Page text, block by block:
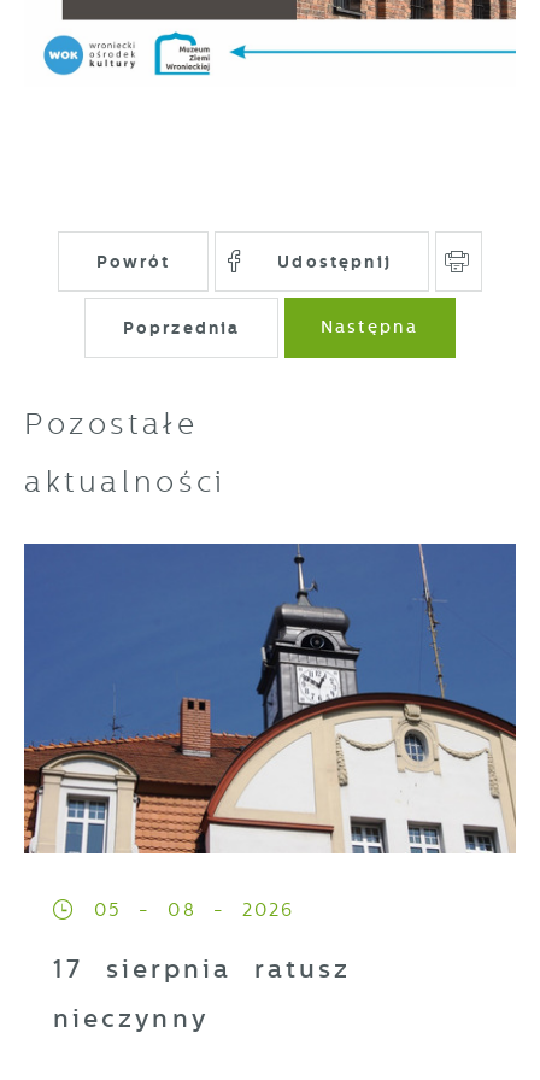
Powrót Udostępnij
Poprzednia Następna
Pozostałe
aktualności
05 - 08 - 2026
17 sierpnia ratusz
nieczynny
partnerami oraz innych dostawców usług.
Firmy te działają w charakterze
pośredników prezentujących nasze treści w